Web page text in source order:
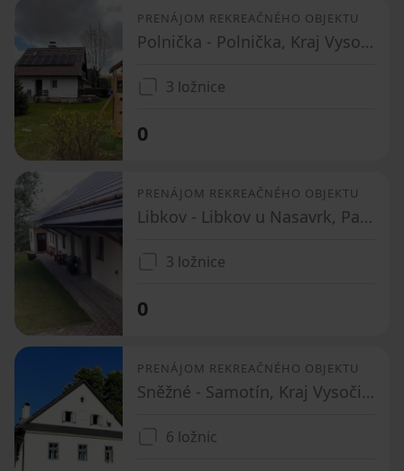
PRENÁJOM REKREAČNÉHO OBJEKTU
Polnička - Polnička, Kraj Vysočina
3 ložnice
0
PRENÁJOM REKREAČNÉHO OBJEKTU
Libkov - Libkov u Nasavrk, Pardubický kraj
3 ložnice
0
PRENÁJOM REKREAČNÉHO OBJEKTU
Sněžné - Samotín, Kraj Vysočina
6 ložnic